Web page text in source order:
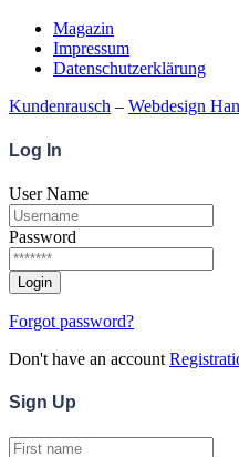
Magazin
Impressum
Datenschutzerklärung
Kundenrausch – Webdesign
Log In
User Name
Password
Forgot password?
Don't have an account
Sign Up